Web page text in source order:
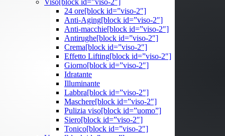
Viso[block id=”viso-2″]
24 ore[block id=”viso-2″]
Anti-Aging[block id=”viso-2″]
Anti-macchie[block id=”viso-2″]
Antirughe[block id=”viso-2″]
Crema[block id=”viso-2″]
Effetto Lifting[block id=”viso-2″]
Giorno[block id=”viso-2″]
Idratante
Illuminante
Labbra[block id=”viso-2″]
Maschere[block id=”viso-2″]
Pulizia viso[block id=”uomo”]
Siero[block id=”viso-2″]
Tonico[block id=”viso-2″]